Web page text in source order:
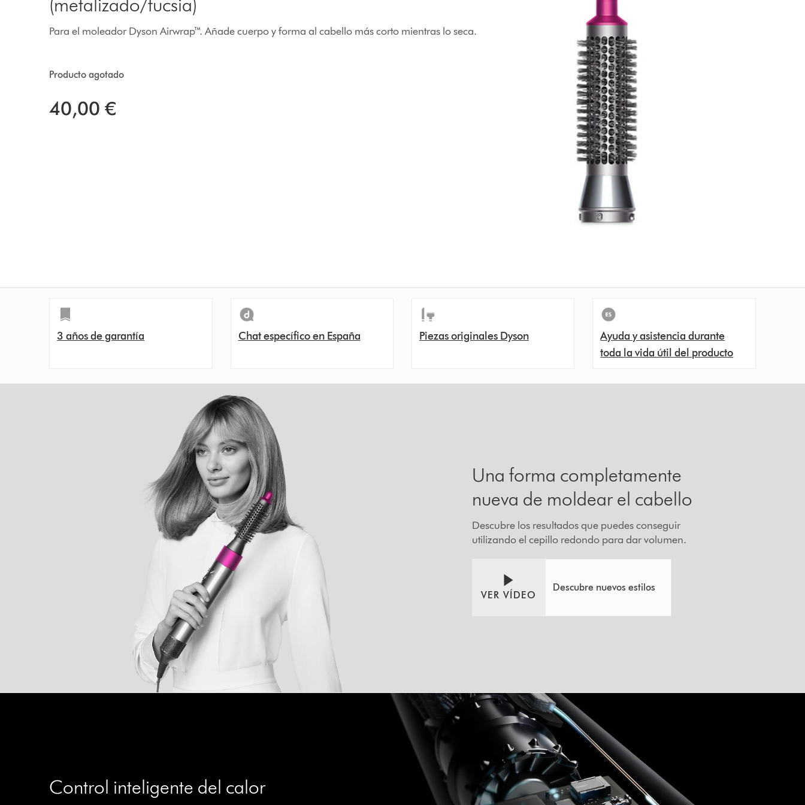
Para el moleador Dyson Airwrap™. Añade cuerpo y forma al cabello más corto mientras lo seca.
Producto agotado
40,00 €
3 años de garantía Chat específico en España Piezas originales Dyson
Ayuda y asistencia durante
toda la vida útil del producto
Una forma completamente
nueva de moldear el cabello
Descubre los resultados que puedes conseguir
utilizando el cepillo redondo para dar volumen.
VER VÍDEO
Descubre nuevos estilos
Control inteligente del calor